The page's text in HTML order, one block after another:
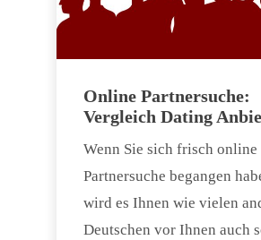
Online Partnersuche:
Vergleich Dating
Wenn Sie sich frisch online
Partnersuche begangen
wird es Ihnen wie vielen
Deutschen vor Ihnen auch